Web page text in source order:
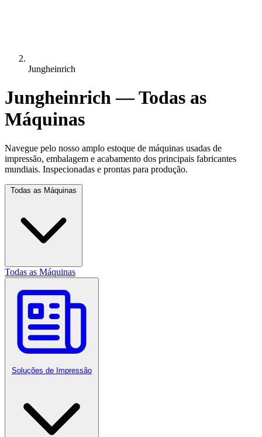
Jungheinrich
Jungheinrich — Todas as
Máquinas
Navegue pelo nosso amplo estoque de máquinas usadas de
impressão, embalagem e acabamento dos principais fabricantes
mundiais. Inspecionadas e prontas para produção.
Todas as Máquinas
Todas as Máquinas
Soluções de Impressão